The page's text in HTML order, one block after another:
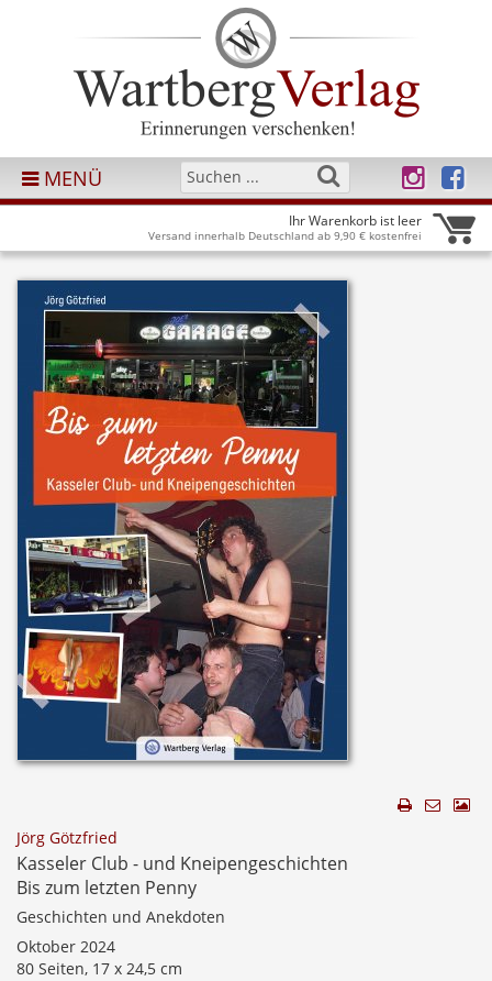
MENÜ
Ihr Warenkorb ist leer
Versand innerhalb Deutschland ab 9,90 € kostenfrei
Jörg Götzfried
Kasseler Club - und Kneipengeschichten
Bis zum letzten Penny
Geschichten und Anekdoten
Oktober 2024
80 Seiten, 17 x 24,5 cm